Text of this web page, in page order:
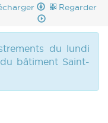
Regarder
du lundi
bâtiment Saint-